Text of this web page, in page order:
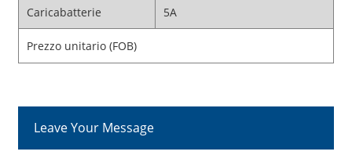
Caricabatterie 5A
Prezzo unitario (FOB)
Leave Your Message